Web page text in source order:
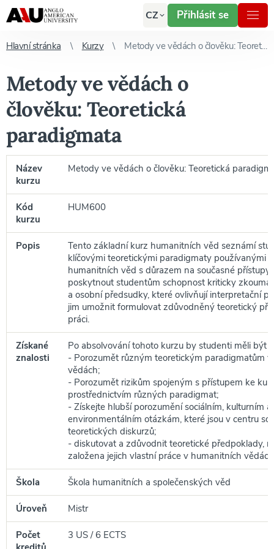
CZ Přihlásit se
Hlavní stránka Kurzy Metody ve vědách o člověku: Teoretická paradigmata
Metody ve vědách o
člověku: Teoretická
paradigmata
Název
kurzu
Metody ve vědách o člověku: Teoretická
Kód
kurzu
HUM600
Popis
Tento základní kurz humanitních věd seznámí
klíčovými teoretickými paradigmaty používanými
humanitních věd s důrazem na současné
poskytnout studentům schopnost kriticky
a osobní předsudky, které ovlivňují interpretační
jim umožnit formulovat zdůvodněný teoretický
práci.
Získané
znalosti
Po absolvování tohoto kurzu by studenti měli být
- Porozumět různým teoretickým paradigmatům
vědách;
- Porozumět rizikům spojeným s přístupem ke
prostřednictvím různých paradigmat;
- Získejte hlubší porozumění sociálním, kulturním a
environmentálním otázkám, které jsou v centru
teoretických diskurzů;
- diskutovat a zdůvodnit teoretické předpoklady,
založena jejich vlastní práce v humanitních
Škola Škola humanitních a společenských věd
Úroveň Mistr
Počet
3 US / 6 ECTS